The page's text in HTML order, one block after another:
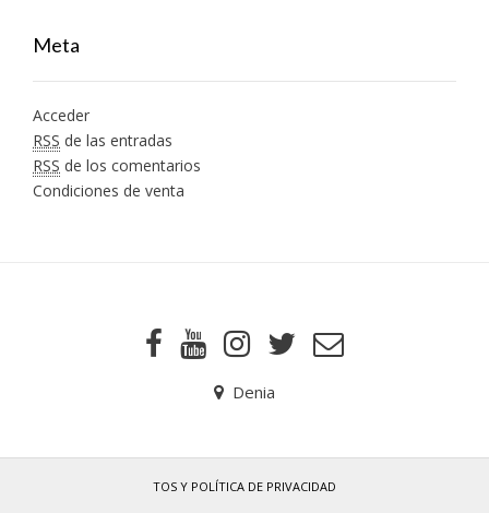
Meta
Acceder
RSS de las entradas
RSS de los comentarios
Condiciones de venta
Denia
TOS Y POLÍTICA DE PRIVACIDAD